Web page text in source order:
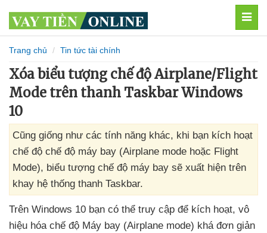
Trang chủ Tin tức tài chính
Xóa biểu tượng chế độ Airplane/Flight
Mode trên thanh Taskbar Windows
10
Cũng giống như các tính năng khác, khi bạn kích hoạt
chế độ chế độ máy bay (Airplane mode hoặc Flight
Mode), biểu tượng chế độ máy bay sẽ xuất hiện trên
khay hệ thống thanh Taskbar.
Trên Windows 10 bạn có thể truy cập để kích hoạt, vô
hiệu hóa chế độ Máy bay (Airplane mode) khá đơn giản